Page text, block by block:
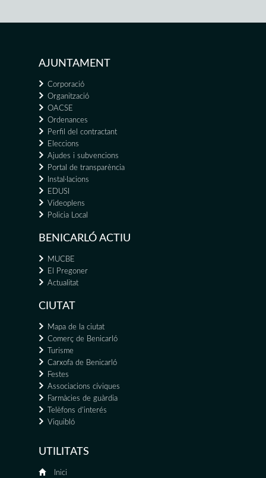
AJUNTAMENT
Corporació
Organització
OACSE
Ordenances
Perfil del contractant
Eleccions
Ajudes i subvencions
Portal de transparència
Instal·lacions
EDUSI
Videoplens
Policia Local
BENICARLÓ ACTIU
MUCBE
El Pregoner
Actualitat
CIUTAT
Mapa de la ciutat
Comerç de Benicarló
Turisme
Carxofa de Benicarló
Festes
Associacions cíviques
Farmàcies de guàrdia
Telèfons d'interés
Viquibló
UTILITATS
Inici